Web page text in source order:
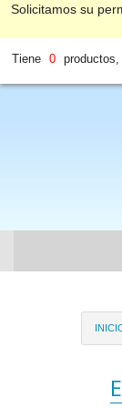
Solicitamos su
Tiene 0 productos,